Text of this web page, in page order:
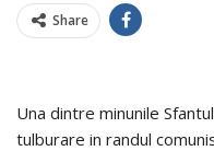
Share
Una dintre minunile
tulburare in randul